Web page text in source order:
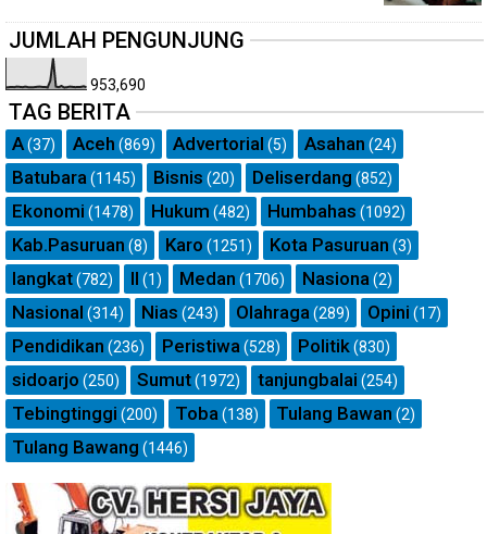
JUMLAH PENGUNJUNG
953,690
TAG BERITA
A(37) Aceh (869) Advertorial (5) Asahan (24)
Batubara(1145) Bisnis (20) Deliserdang (852)
Ekonomi (1478) Hukum (482) Humbahas (1092)
Kab.Pasuruan (8) Karo (1251) Kota Pasuruan (3)
langkat(782) ll (1) Medan (1706) Nasiona(2)
Nasional (314) Nias (243) Olahraga(289) Opini (17)
Pendidikan (236) Peristiwa(528) Politik(830)
sidoarjo (250) Sumut(1972) tanjungbalai (254)
Tebingtinggi (200) Toba(138) Tulang Bawan (2)
Tulang Bawang (1446)